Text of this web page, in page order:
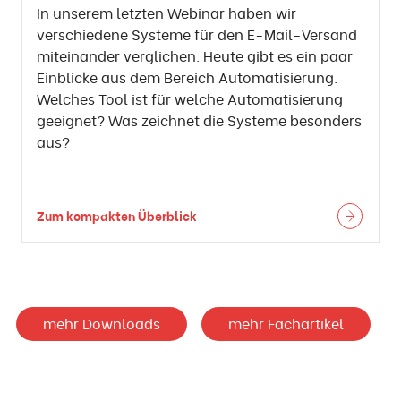
In unserem letzten Webinar haben wir
verschiedene Systeme für den E-Mail-Versand
miteinander verglichen. Heute gibt es ein paar
Einblicke aus dem Bereich Automatisierung.
Welches Tool ist für welche Automatisierung
geeignet? Was zeichnet die Systeme besonders
aus?
Zum kompakten Überblick
mehr Downloads mehr Fachartikel